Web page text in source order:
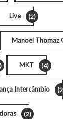
Live (2)
Manoel Thomaz
MKT (4)
Intercâmbio
(2)